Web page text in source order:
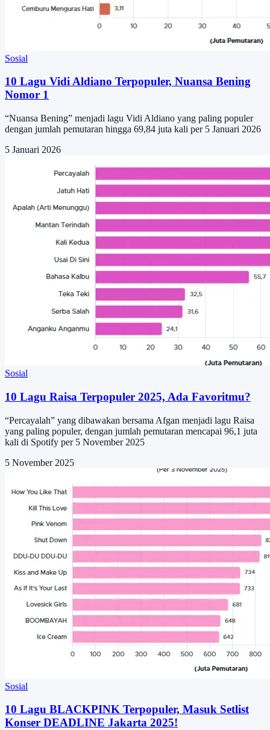
Sosial
10 Lagu Vidi Aldiano Terpopuler, Nuansa Bening
Nomor 1
“Nuansa Bening” menjadi lagu Vidi Aldiano yang paling populer
dengan jumlah pemutaran hingga 69,84 juta kali per 5 Januari 2026
5 Januari 2026
Sosial
10 Lagu Raisa Terpopuler 2025, Ada Favoritmu?
“Percayalah” yang dibawakan bersama Afgan menjadi lagu Raisa
yang paling populer, dengan jumlah pemutaran mencapai 96,1 juta
kali di Spotify per 5 November 2025
5 November 2025
Sosial
10 Lagu BLACKPINK Terpopuler, Masuk Setlist
Konser DEADLINE Jakarta 2025!